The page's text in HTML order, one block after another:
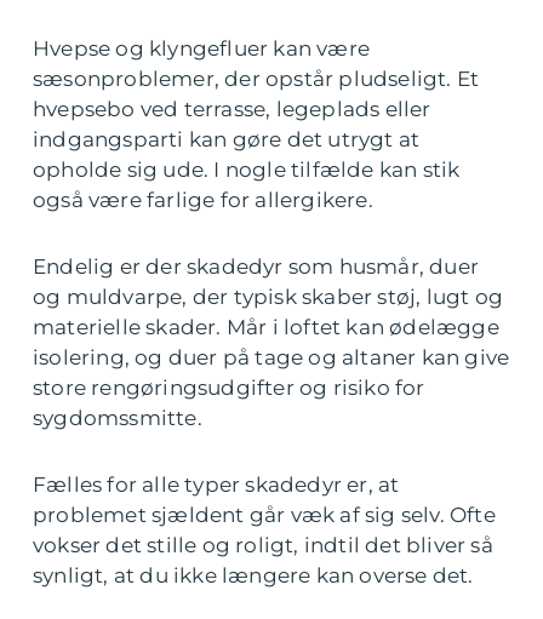
Hvepse og klyngefluer kan være
sæsonproblemer, der opstår pludseligt. Et
hvepsebo ved terrasse, legeplads eller
indgangsparti kan gøre det utrygt at
opholde sig ude. I nogle tilfælde kan stik
også være farlige for allergikere.
Endelig er der skadedyr som husmår, duer
og muldvarpe, der typisk skaber støj, lugt og
materielle skader. Mår i loftet kan ødelægge
isolering, og duer på tage og altaner kan give
store rengøringsudgifter og risiko for
sygdomssmitte.
Fælles for alle typer skadedyr er, at
problemet sjældent går væk af sig selv. Ofte
vokser det stille og roligt, indtil det bliver så
synligt, at du ikke længere kan overse det.